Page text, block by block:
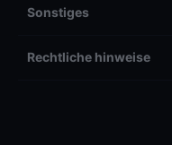
Sonstiges
Rechtliche hinweise